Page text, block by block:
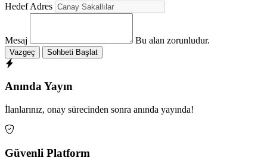
Hedef Adres
Mesaj Bu alan zorunludur.
Vazgeç Sohbeti Başlat
Anında Yayın
İlanlarınız, onay sürecinden sonra anında yayında!
Güvenli Platform